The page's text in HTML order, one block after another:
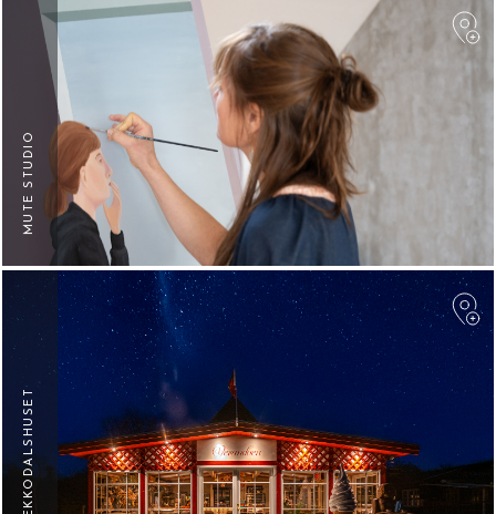
MUTE STUDIO
F
EKKODALSHUSET
F